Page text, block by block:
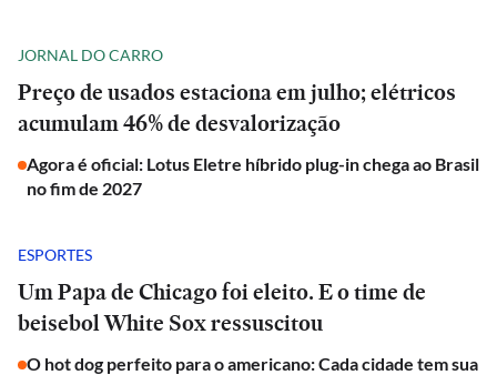
JORNAL DO CARRO
Preço de usados estaciona em julho; elétricos
acumulam 46% de desvalorização
Agora é oficial: Lotus Eletre híbrido plug-in chega ao Brasil
no fim de 2027
ESPORTES
Um Papa de Chicago foi eleito. E o time de
beisebol White Sox ressuscitou
O hot dog perfeito para o americano: Cada cidade tem sua